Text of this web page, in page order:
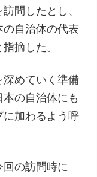
問したとし、
の自治体の代表
摘した。
めていく準備
の自治体にも
に加わるよう呼
回の訪問時に